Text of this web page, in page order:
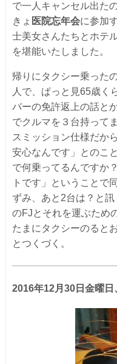
で一人キャンセル出た
きょ 医院忘年会に参加
士美女さんたちとホテ
を堪能いたしました。
帰りにタクシー乗った
人で、ぱっと見65歳く
バーの免許返上の話と
でクルマを３台持って
スミッション仕様だか
安心なんです」とのこ
で何乗ってるんですか
トです」ということで
ずみ、あと2台は？と訊
のFJとそれを運ぶため
たまにタクシーのると
とつくづく。
2016年12月30日金曜